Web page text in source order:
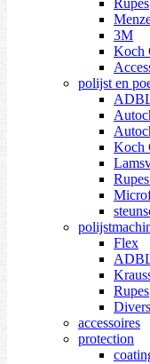
Rupes
3M
Koch
polijst en
Koch
Flex
Rupes
accessoires
protection